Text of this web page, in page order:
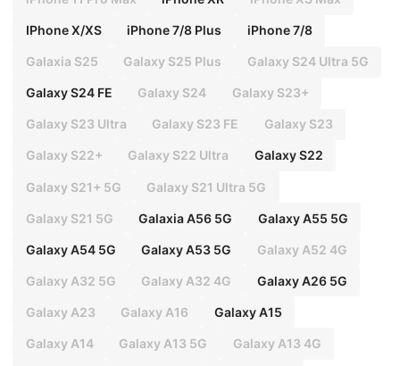
IPhone X/XS iPhone 7/8 Plus iPhone 7/8
Galaxia S25 Galaxy S25 Plus Galaxy S24 Ultra 5G
Galaxy S24 FE Galaxy S24 Galaxy S23+
Galaxy S23 Ultra Galaxy S23 FE Galaxy S23
Galaxy S22+ Galaxy S22 Ultra Galaxy S22
Galaxy S21+ 5G Galaxy S21 Ultra 5G
Galaxy S21 5G Galaxia A56 5G Galaxy A55 5G
Galaxy A54 5G Galaxy A53 5G Galaxy A52 4G
Galaxy A32 5G Galaxy A32 4G Galaxy A26 5G
Galaxy A23 Galaxy A16 Galaxy A15
Galaxy A14 Galaxy A13 5G Galaxy A13 4G